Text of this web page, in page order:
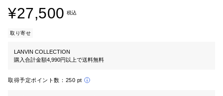
¥27,500 税込
取り寄せ
LANVIN COLLECTION
購入合計金額4,990円以上で送料無料
取得予定ポイント数： 250 pt